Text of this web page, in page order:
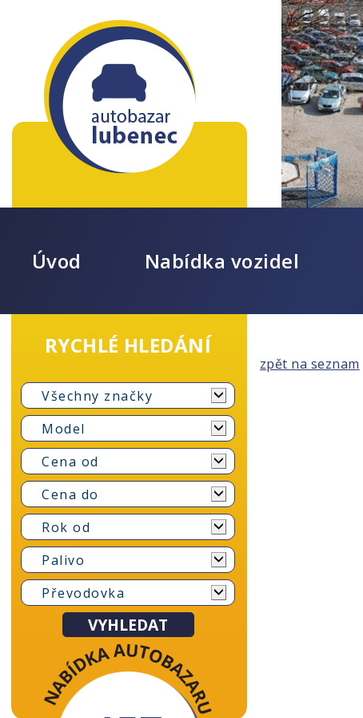
Úvod Nabídka vozidel
zpět na seznam
RYCHLÉ HLEDÁNÍ
Všechny značky
Model
Cena od
Cena do
Rok od
Palivo
Převodovka